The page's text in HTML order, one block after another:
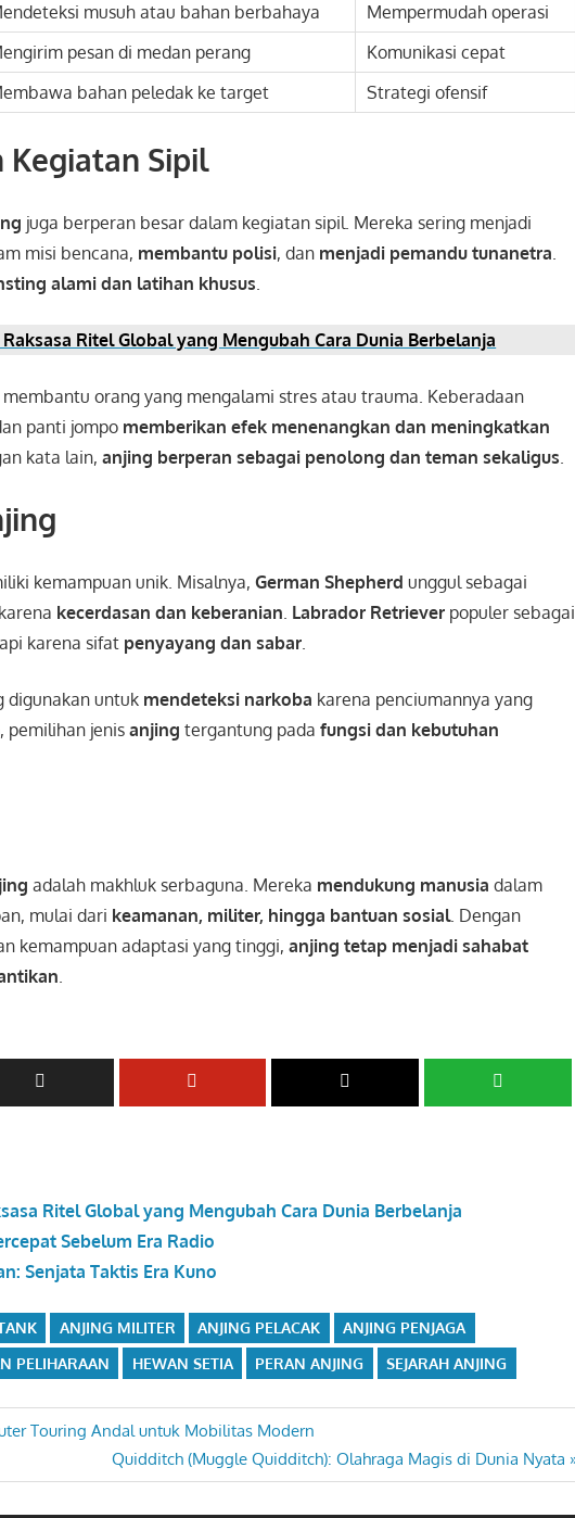
musuh atau bahan berbahaya
Mempermudah operasi
pesan di medan perang
Komunikasi cepat
bahan peledak ke target Strategi ofensif
Sipil
juga berperan besar dalam kegiatan sipil. Mereka sering menjadi
misi bencana, membantu polisi, dan menjadi pemandu tunanetra.
alami dan latihan khusus.
Ritel Global yang Mengubah Cara Dunia Berbelanja
membantu orang yang mengalami stres atau trauma. Keberadaan
panti jompo memberikan efek menenangkan dan meningkatkan
kata lain,anjing berperan sebagai penolong dan teman sekaligus.
kemampuan unik. Misalnya,German Shepherd unggul sebagai
kecerdasan dan keberanian. Labrador Retriever populer sebagai
karena sifat penyayang dan sabar.
digunakan untuk mendeteksi narkoba karena penciumannya yang
pemilihan jenisanjing tergantung padafungsi dan kebutuhan
adalah makhluk serbaguna. Mereka mendukung manusia dalam
mulai dari keamanan, militer, hingga bantuan sosial. Dengan
kemampuan adaptasi yang tinggi,anjing tetap menjadi sahabat
.
Ritel Global yang Mengubah Cara Dunia Berbelanja
Sebelum Era Radio
Senjata Taktis Era Kuno
ANJING MILITER ANJING PELACAK
ANJING PENJAGA
PELIHARAAN HEWAN SETIA PERAN ANJING SEJARAH ANJING
Touring Andal untuk Mobilitas Modern
Next
Post:
Quidditch (Muggle Quidditch): Olahraga Magis di Dunia Nyata